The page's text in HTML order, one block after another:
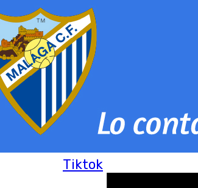
Tiktok